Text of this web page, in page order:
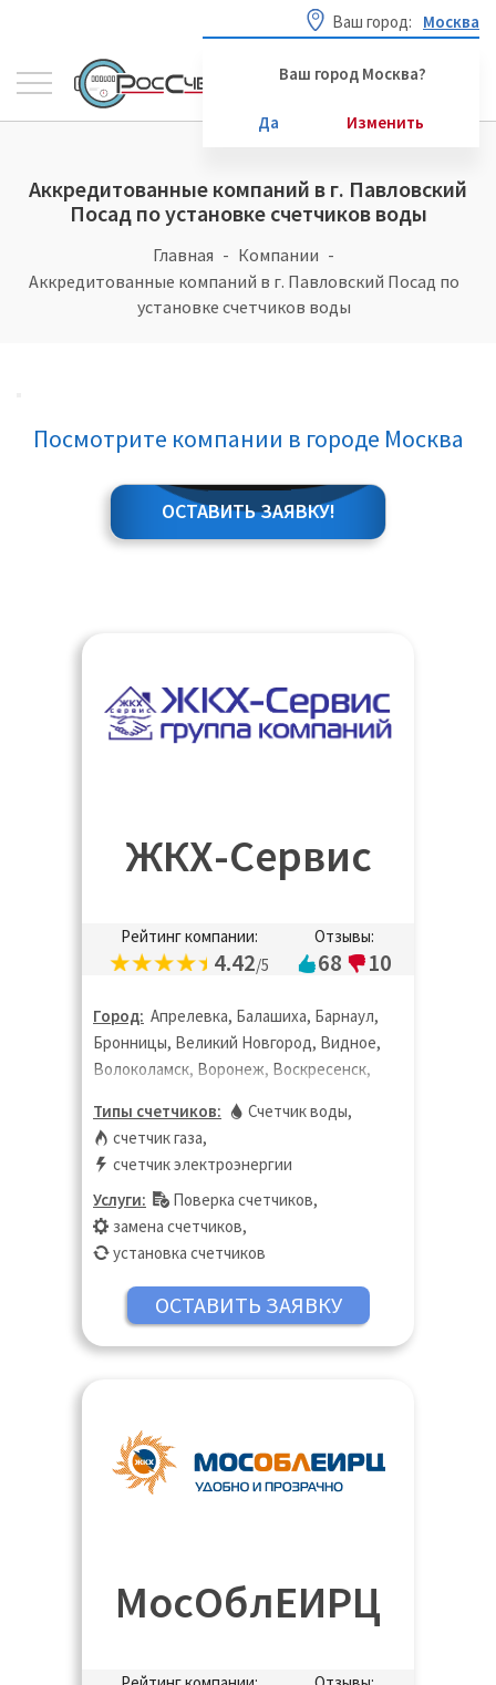
Ваш город: Москва
Ваш город Москва?
Да Изменить
Аккредитованные компаний в г. Павловский
Посад по установке счетчиков воды
Главная
Компании
Аккредитованные компаний в г. Павловский Посад по
установке счетчиков воды
Посмотрите компании в городе Москва
ОСТАВИТЬ ЗАЯВКУ!
ЖКХ-Сервис
Рейтинг компании:
4.42/5
Отзывы:
68 10
Город: Апрелевка, Балашиха, Барнаул,
Бронницы, Великий Новгород, Видное,
Волоколамск, Воронеж, Воскресенск,
Долгопрудный, Домодедово, Дубна,
Жуковский, Зарайск, Звенигород,
Ивантеевка, Истра, Калуга, Кашира,
Кинешма, Клин, Коломна, Королёв,
Кострома, Котельники, Красноармейск,
Красногорск, Краснодар, Краснодар,
Липецк, Лобня, Лосино-Петровский,
Луховицы, Лыткарино, Люберцы,
Можайск, Москва, Московская область,
Павловский Посад, Подольск, Протвино,
Пушкино, Пущино, Раменское, Реутов,
Ростов-на Дону, Рошаль, Руза, Рыбинск,
Химки, Черноголовка, Чехов, Шатура,
Щёлково, Электрогорск, Электросталь,
Типы счетчиков: Счетчик воды,
счетчик газа,
счетчик электроэнергии
Услуги:
Поверка счетчиков,
замена счетчиков,
установка счетчиков
МосОблЕИРЦ